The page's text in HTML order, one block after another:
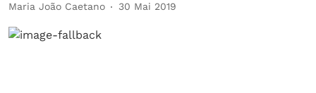
Maria João Caetano 30 Mai 2019